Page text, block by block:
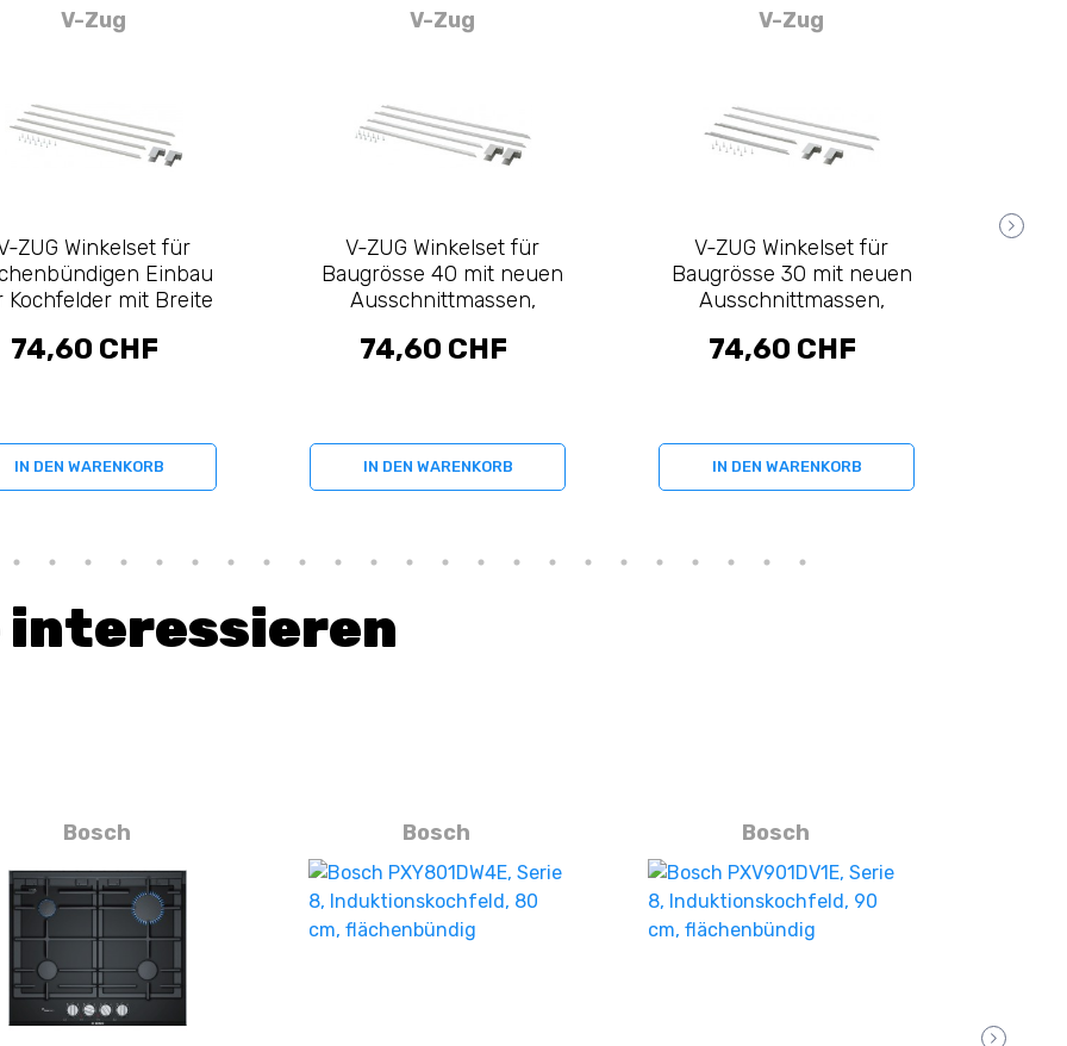
V-Zug
ZUG Winkelset für
Einbau
Kochfelder mit Breite
74,60 CHF
IN DEN WARENKORB
V-Zug
V-ZUG Winkelset für
Baugrösse 40 mit neuen
Ausschnittmassen,
74,60 CHF
IN DEN WARENKORB
V-Zug
V-ZUG Winkelset für
Baugrösse 30 mit neuen
Ausschnittmassen,
74,60 CHF
IN DEN WARENKORB
interessieren
Bosch Bosch Bosch